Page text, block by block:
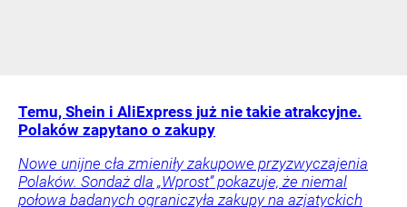
Temu, Shein i AliExpress już nie takie atrakcyjne.
Polaków zapytano o zakupy
Nowe unijne cła zmieniły zakupowe przyzwyczajenia
Polaków. Sondaż dla „Wprost” pokazuje, że niemal
połowa badanych ograniczyła zakupy na azjatyckich